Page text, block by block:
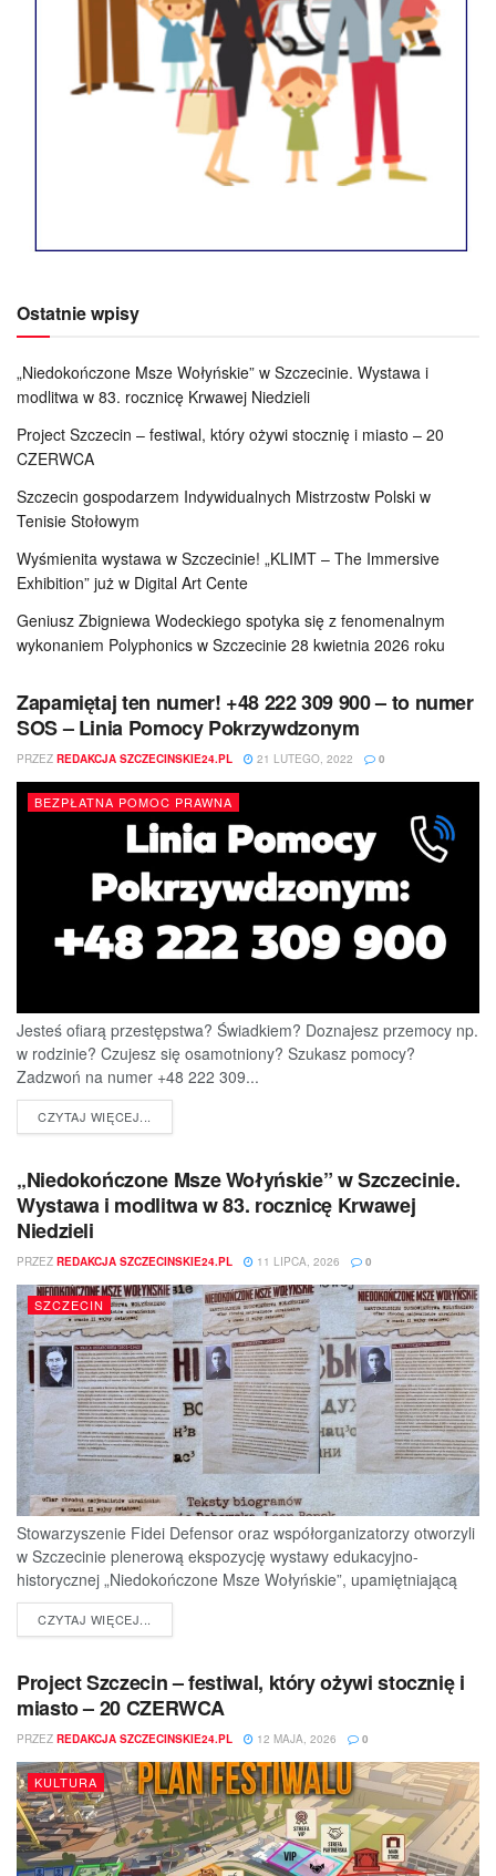
Ostatnie wpisy
„Niedokończone Msze Wołyńskie” w Szczecinie. Wystawa i
modlitwa w 83. rocznicę Krwawej Niedzieli
Project Szczecin – festiwal, który ożywi stocznię i miasto – 20
CZERWCA
Szczecin gospodarzem Indywidualnych Mistrzostw Polski w
Tenisie Stołowym
Wyśmienita wystawa w Szczecinie! „KLIMT – The Immersive
Exhibition” już w Digital Art Cente
Geniusz Zbigniewa Wodeckiego spotyka się z fenomenalnym
wykonaniem Polyphonics w Szczecinie 28 kwietnia 2026 roku
Zapamiętaj ten numer! +48 222 309 900 – to numer
SOS – Linia Pomocy Pokrzywdzonym
PRZEZ REDAKCJA SZCZECINSKIE24.PL 21 LUTEGO, 2022 0
BEZPŁATNA POMOC PRAWNA
Jesteś ofiarą przestępstwa? Świadkiem? Doznajesz przemocy np.
w rodzinie? Czujesz się osamotniony? Szukasz pomocy?
Zadzwoń na numer +48 222 309...
CZYTAJ WIĘCEJ...
„Niedokończone Msze Wołyńskie” w Szczecinie.
Wystawa i modlitwa w 83. rocznicę Krwawej
Niedzieli
PRZEZ REDAKCJA SZCZECINSKIE24.PL 11 LIPCA, 2026 0
SZCZECIN
Stowarzyszenie Fidei Defensor oraz współorganizatorzy otworzyli
w Szczecinie plenerową ekspozycję wystawy edukacyjno-
historycznej „Niedokończone Msze Wołyńskie”, upamiętniającą
ofiary jednej z najtragiczniejszych...
CZYTAJ WIĘCEJ...
Project Szczecin – festiwal, który ożywi stocznię i
miasto – 20 CZERWCA
PRZEZ REDAKCJA SZCZECINSKIE24.PL 12 MAJA, 2026 0
KULTURA